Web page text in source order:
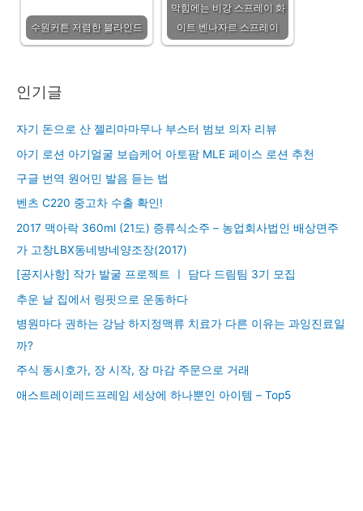
수원커튼 저렴한 블라인드
막힘에는 비강 스프레이 화
이트 벤나자르 스프레이
인기글
자기 돈으로 산 젤리마마무나 부스터 범보 의자 리뷰
아기 로션 아기얼굴 보습케어 아토팜 MLE 페이스 로션 추천
구글 번역 원어민 발음 듣는 법
벤츠 C220 중고차 수출 확인!
2017 맥아락 360ml (21도) 증류식소주 – 농업회사법인 배상면주
가 고창LBX동네방네양조장(2017)
[공지사항] 작가 발굴 프로젝트 ㅣ 담다 드림팀 3기 모집
추운 날 집에서 링핏으로 운동하다
병원마다 권하는 강남 하지정맥류 치료가 다른 이유는 과잉진료일
까?
주식 동시호가, 장 시작, 장 마감 주문으로 거래
애스트레이레드프레임 세상에 하나뿐인 아이템 – Top5